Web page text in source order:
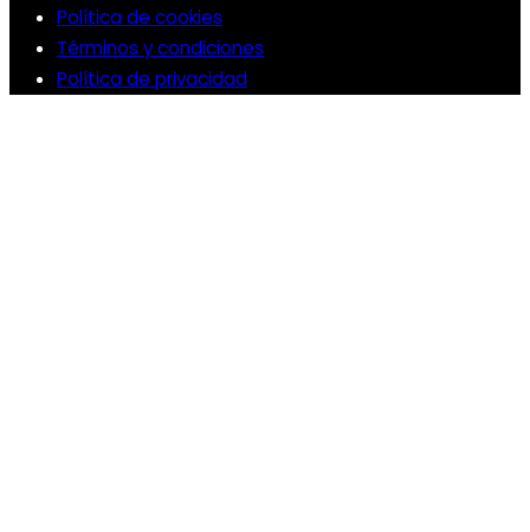
Política de cookies
Términos y condiciones
Política de privacidad